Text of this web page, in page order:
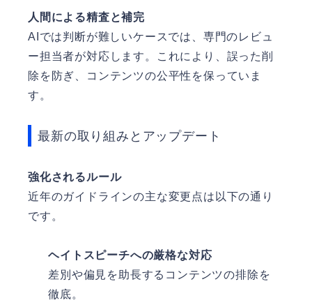
人間による精査と補完
AIでは判断が難しいケースでは、専門のレビュ
ー担当者が対応します。これにより、誤った削
除を防ぎ、コンテンツの公平性を保っていま
す。
最新の取り組みとアップデート
強化されるルール
近年のガイドラインの主な変更点は以下の通り
です。
ヘイトスピーチへの厳格な対応
差別や偏見を助長するコンテンツの排除を
徹底。